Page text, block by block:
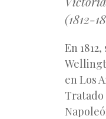
(1812-
En
en Los
Tratado